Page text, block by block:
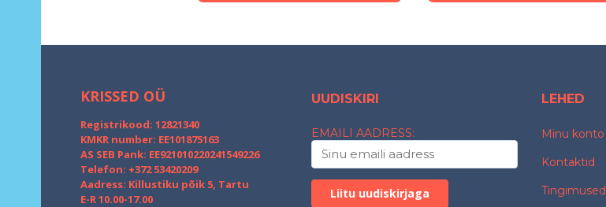
KRISSED OÜ
Registrikood: 12821340
KMKR number: EE101875163
AS SEB Pank: EE921010220241549226
Telefon: +372 53420209
Aadress: Killustiku põik 5, Tartu
E-R 10.00-17.00
UUDISKIRI
EMAILI AADRESS:
LEHED
Minu konto
Kontaktid
Tingimused